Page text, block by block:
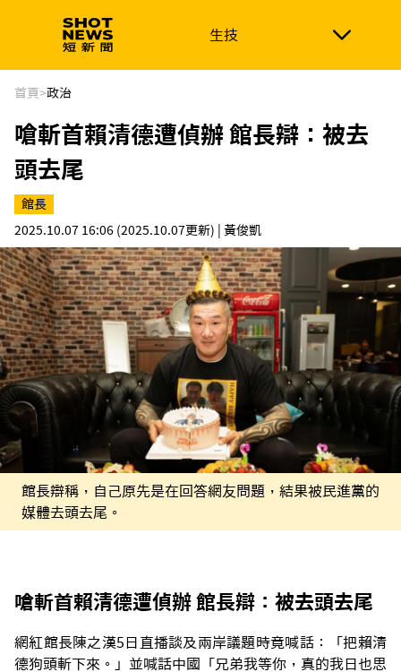
生技
生技 政治
新南向 體育
首頁>政治
嗆斬首賴清德遭偵辦 館長辯：被去
頭去尾
館長
2025.10.07 16:06 (2025.10.07更新) | 黃俊凱
館長辯稱，自己原先是在回答網友問題，結果被民進黨的
媒體去頭去尾。
嗆斬首賴清德遭偵辦 館長辯：被去頭去尾
網紅館長陳之漢5日直播談及兩岸議題時竟喊話：「把賴清
德狗頭斬下來。」並喊話中國「兄弟我等你，真的我日也思